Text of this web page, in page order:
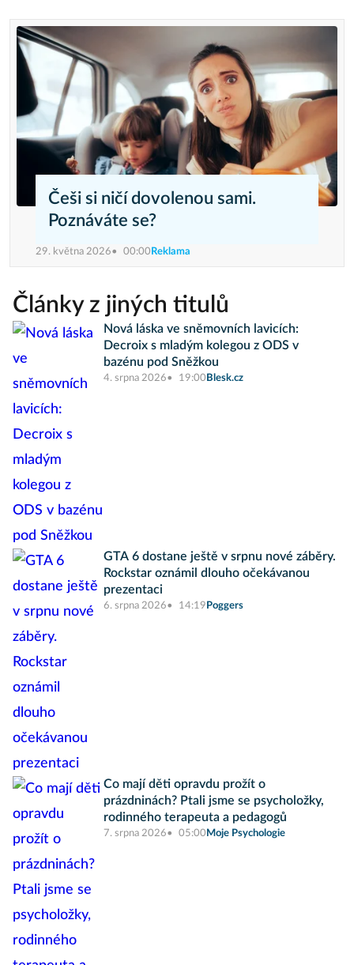
Češi si ničí dovolenou sami.
Poznáváte se?
29. května 2026 00:00 Reklama
Články z jiných titulů
Nová láska ve sněmovních lavicích:
Decroix s mladým kolegou z ODS v
bazénu pod Sněžkou
4. srpna 2026 19:00 Blesk.cz
GTA 6 dostane ještě v srpnu nové záběry.
Rockstar oznámil dlouho očekávanou
prezentaci
6. srpna 2026 14:19 Poggers
Co mají děti opravdu prožít o
prázdninách? Ptali jsme se psycholožky,
rodinného terapeuta a pedagogů
7. srpna 2026 05:00 Moje Psychologie